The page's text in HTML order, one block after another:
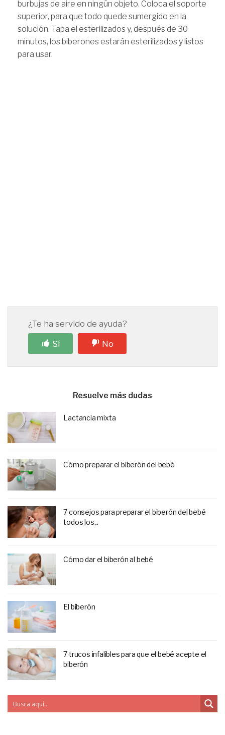
burbujas de aire en ningún objeto. Coloca el soporte
superior, para que todo quede sumergido en la
solución. Tapa el esterilizados y, después de 30
minutos, los biberones estarán esterilizados y listos
para usar.
¿Te ha servido de ayuda?
Sí
No
Resuelve más dudas
Lactancia mixta
Cómo preparar el biberón del bebé
7 consejos para preparar el biberón del bebé
todos los...
Cómo dar el biberón al bebé
El biberón
7 trucos infalibles para que el bebé acepte el
biberón